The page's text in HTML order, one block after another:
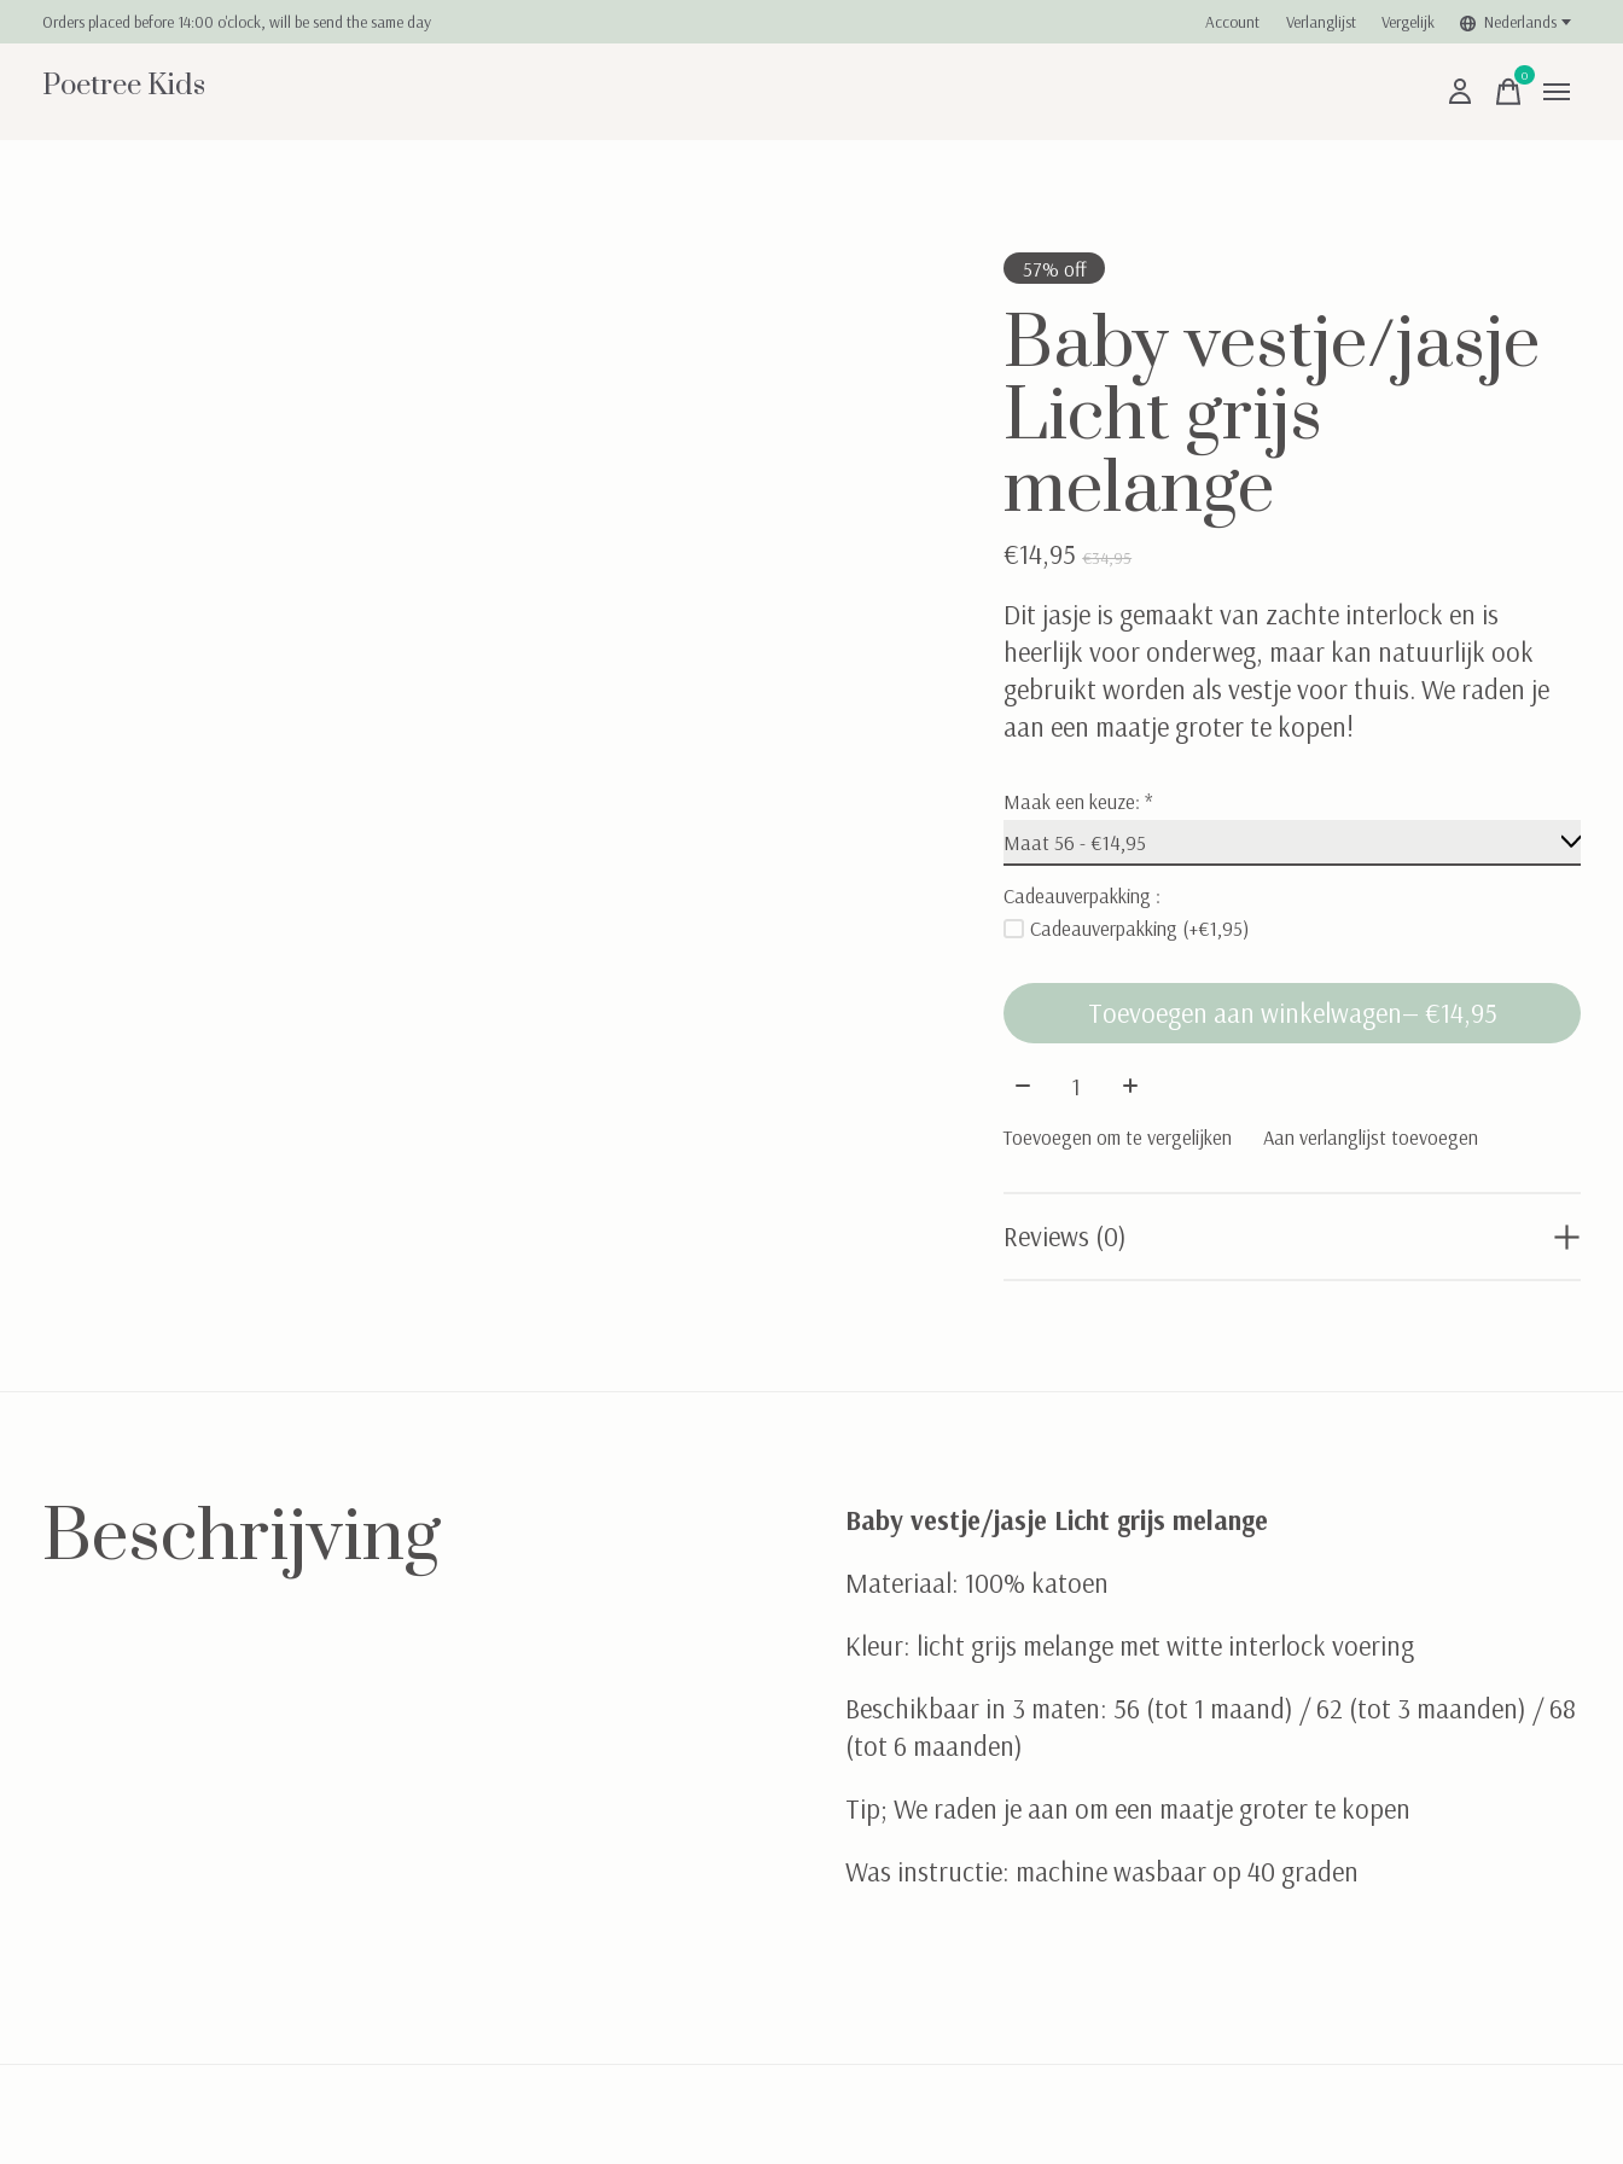
Orders placed before 14:00 o'clock, will be send the same day Account Verlanglijst Vergelijk Nederlands
Poetree Kids 0items
57% off
Baby vestje/jasje
Licht grijs
melange
€14,95€34,95
Dit jasje is gemaakt van zachte interlock en is
heerlijk voor onderweg, maar kan natuurlijk ook
gebruikt worden als vestje voor thuis. We raden je
aan een maatje groter te kopen!
Maak een keuze:*
Cadeauverpakking :
Cadeauverpakking (+€1,95)
Toevoegen aan winkelwagen
— €14,95
Aantal:
Toevoegen om te vergelijken Aan verlanglijst toevoegen
Reviews (0)
Beschrijving
Baby vestje/jasje Licht grijs melange
Materiaal: 100% katoen
Kleur: licht grijs melange met witte interlock voering
Beschikbaar in 3 maten: 56 (tot 1 maand) / 62 (tot 3 maanden) / 68
(tot 6 maanden)
Tip; We raden je aan om een maatje groter te kopen
Was instructie: machine wasbaar op 40 graden